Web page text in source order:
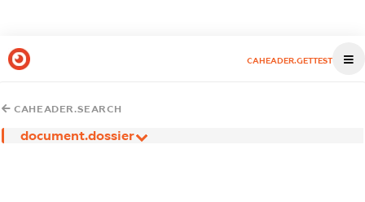
CAHEADER.GETTEST
CAHEADER.SEARCH
document.dossier